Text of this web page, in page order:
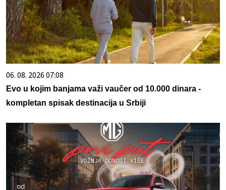
06. 08. 2026 07:08
Evo u kojim banjama važi vaučer od 10.000 dinara -
kompletan spisak destinacija u Srbiji